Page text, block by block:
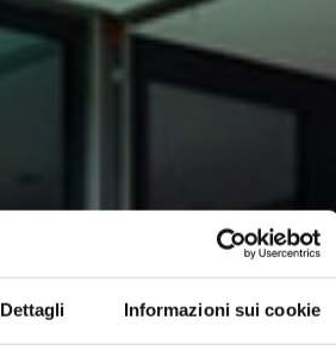
Dettagli Informazioni sui cookie